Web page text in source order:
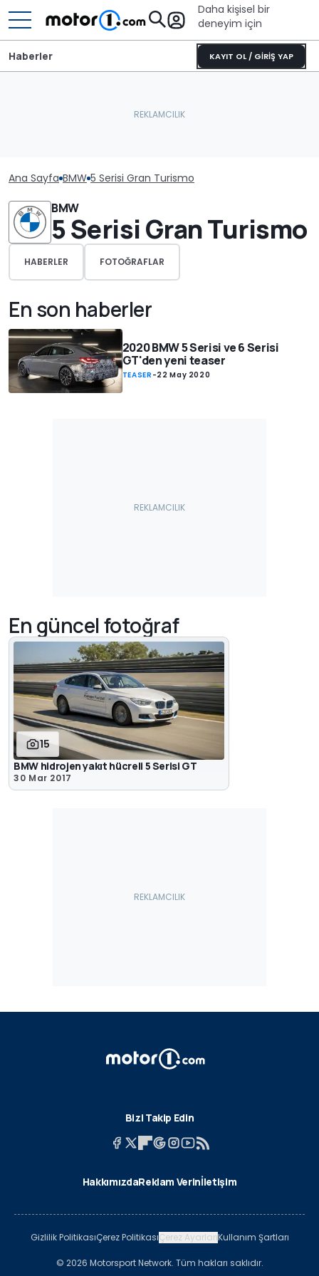
Daha kişisel bir
deneyim için
KAYIT OL / GİRİŞ YAP
Haberler
Ana Sayfa BMW 5 Serisi Gran Turismo
BMW
5 Serisi Gran Turismo
HABERLER FOTOĞRAFLAR
En son haberler
2020 BMW 5 Serisi ve 6 Serisi
GT'den yeni teaser
TEASER -22 May 2020
En güncel fotoğraf
15
BMW hidrojen yakıt hücreli 5 Serisi GT
30 Mar 2017
Bizi Takip Edin
HakkımızdaReklam Verinİletişim
Gizlilik PolitikasıÇerez PolitikasıÇerez AyarlarıKullanım Şartları
© 2026 Motorsport Network. Tüm hakları saklıdır.